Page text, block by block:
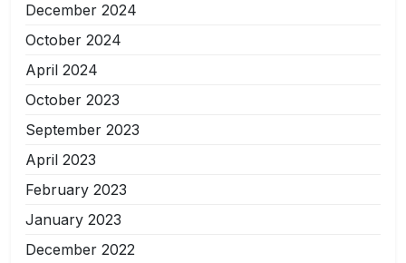
December 2024
October 2024
April 2024
October 2023
September 2023
April 2023
February 2023
January 2023
December 2022